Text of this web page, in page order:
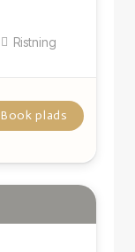
Ristning
Book plads